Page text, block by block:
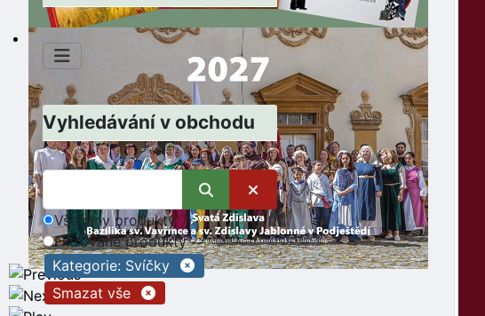
Vyhledávání v obchodu
Všechny produkty
Filtrované produkty
Kategorie: Svíčky
Smazat vše